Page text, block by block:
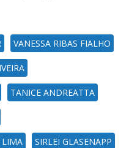
VANESSA RIBAS FIALHO
TANICE ANDREATTA
LIMA SIRLEI GLASENAPP